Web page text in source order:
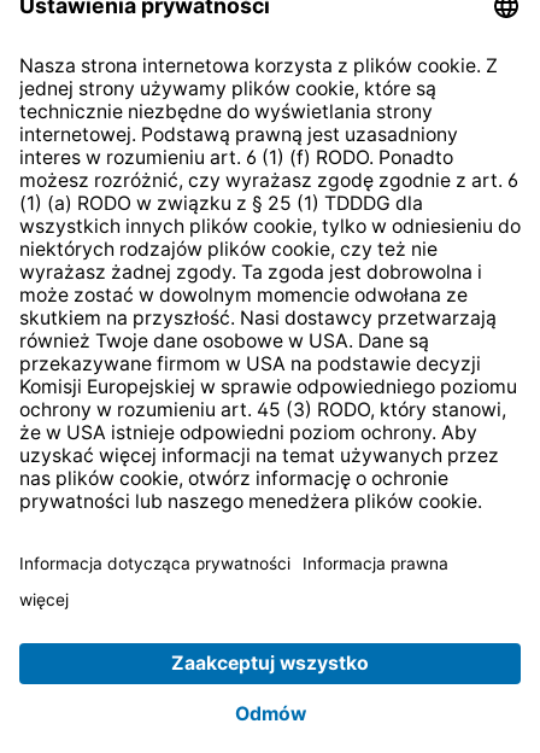
kontrahentów
Klauzula informacyjna strony
internetowej
Strategia podatkowa
System zgłaszania nieprawidłowości
* Wszystkie ceny zawierają podatek VAT pluskoszty
TechniSat jest firmą należącą do FundacjiLEPPER Stiftung
e.S..